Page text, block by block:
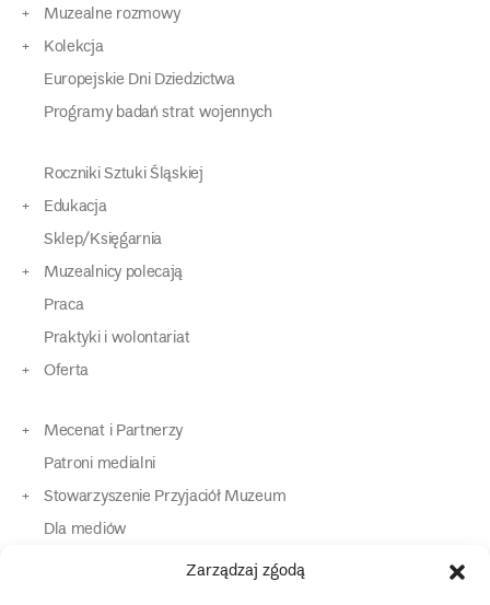
Zarządzaj zgodą
Muzealne rozmowy
Kolekcja
Europejskie Dni Dziedzictwa
Programy badań strat wojennych
Roczniki Sztuki Śląskiej
Edukacja
Sklep/Księgarnia
Muzealnicy polecają
Praca
Praktyki i wolontariat
Oferta
Mecenat i Partnerzy
Patroni medialni
Stowarzyszenie Przyjaciół Muzeum
Dla mediów
Dla osób o specjalnych potrzebach